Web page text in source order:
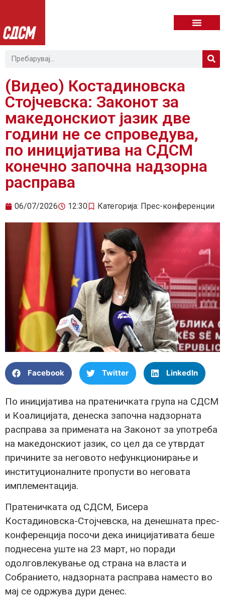
(Видео) Костадиновска
Стојчевска: Законот за
македонскиот јазик две
години не се спроведува,
по иницијатива на СДСМ
конечно започна надзорна
расправа
06/07/2026 12:30 Категорија: Прес-конференции
Facebook Twitter LinkedIn
По иницијатива на пратеничката група на СДСМ
и Коалицијата, денеска започна надзорната
расправа за примената на Законот за употреба
на македонскиот јазик, со цел да се утврдат
причините за неговото нефункционирање и
институционалните пропусти во неговата
имплементација.
Пратеничката од СДСМ, Бисера
Костадиновска-Стојчевска, на денешната прес-
конференција посочи дека иницијативата беше
поднесена уште на 23 март, но поради
одолговлекување од страна на власта и
Собранието, надзорната расправа наместо во
мај се одржува дури денес.